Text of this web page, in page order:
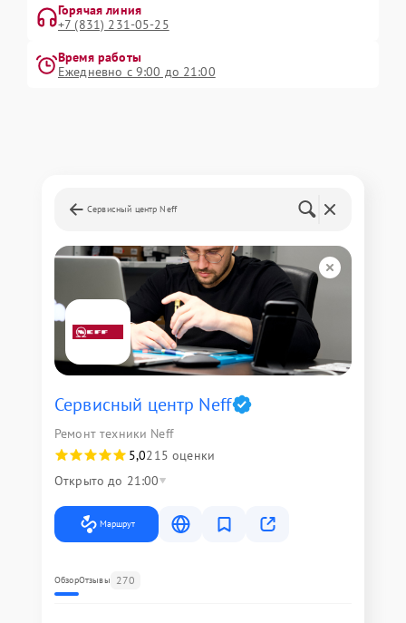
Горячая линия
+7 (831) 231-05-25
Время работы
Ежедневно с 9:00 до 21:00
Сервисный центр Neff
Сервисный центр Neff
Ремонт техники Neff
5,0215 оценки
Открыто до 21:00
Маршрут
ОбзорОтзывы 270